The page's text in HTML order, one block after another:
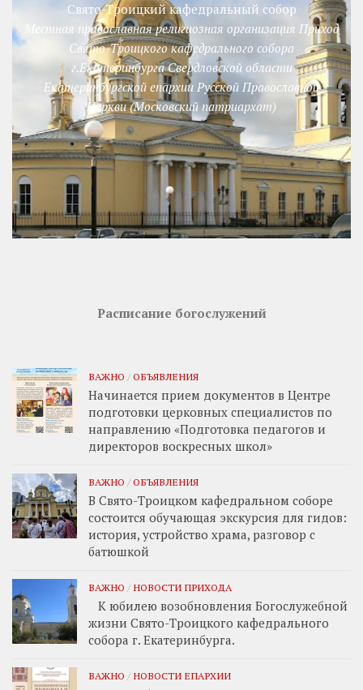
Свято-Троицкий кафедральный собор
Местная православная религиозная организация Приход
Свято-Троицкого кафедрального собора
г.Екатеринбурга Свердловской области
Екатеринбургской епархии Русской Православной
Церкви (Московский патриархат)
Расписание богослужений
ВАЖНО / ОБЪЯВЛЕНИЯ
Начинается прием документов в Центре
подготовки церковных специалистов по
направлению «Подготовка педагогов и
директоров воскресных школ»
ВАЖНО / ОБЪЯВЛЕНИЯ
В Свято-Троицком кафедральном соборе
состоится обучающая экскурсия для гидов:
история, устройство храма, разговор с
батюшкой
ВАЖНО / НОВОСТИ ПРИХОДА
К юбилею возобновления Богослужебной
жизни Свято-Троицкого кафедрального
собора г. Екатеринбурга.
ВАЖНО / НОВОСТИ ЕПАРХИИ